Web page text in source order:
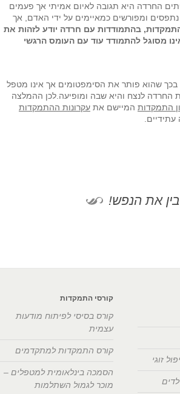
החרדה היא תגובה לאיום אמיתי אך פעמים
נתפסים ומפורשים כמאיימים על ידי האדם, אך
בהתמודדות עם חרדה יודע לזהות את
מסוגל להתמודד עוד עם העומס הרגשי
בכך שהוא פותר את הסימפטומים אך אינו מטפל
החרדה לנצח והיא שבה ומופיעה.לכן ההמלצה
התמקדות המיישם את עקרונות ההתמקדות
את הנפש!
קורסי התמקדות
קורס בסיסי לפיתוח מודעות
עצמית
קורס התמקדות למתקדמים
הסמכה בינלאומית למטפלים –
מוכר לגמול השתלמות
זוגי